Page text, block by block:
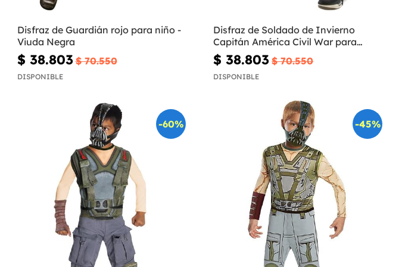
Disfraz de Guardián rojo para niño -
Viuda Negra
$ 38.803 $ 70.550
DISPONIBLE
Disfraz de Soldado de Invierno
Capitán América Civil War para
niño
$ 38.803 $ 70.550
DISPONIBLE
-60% -45%